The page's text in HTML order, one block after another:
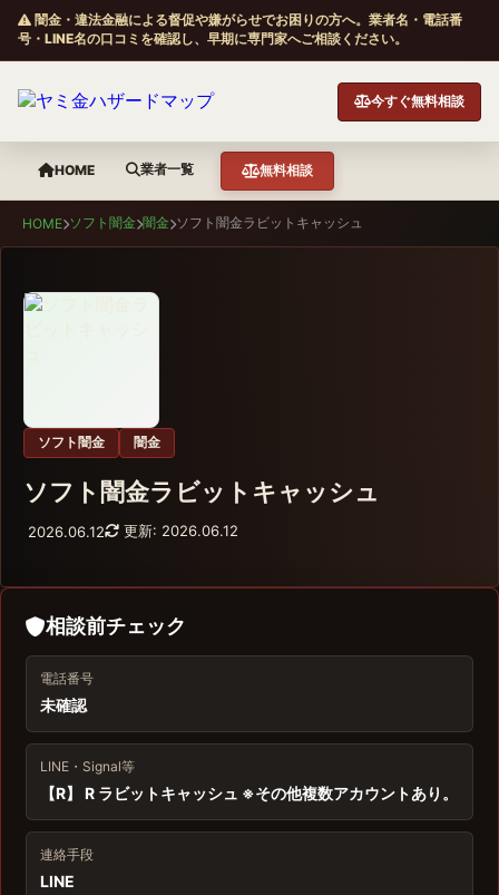
闇金・違法金融による督促や嫌がらせでお困りの方へ。業者名・電話番
号・LINE名の口コミを確認し、早期に専門家へご相談ください。
今すぐ無料相談
HOME 業者一覧 無料相談
HOME ソフト闇金 闇金 ソフト闇金ラビットキャッシュ
ソフト闇金 闇金
ソフト闇金ラビットキャッシュ
2026.06.12 更新: 2026.06.12
相談前チェック
電話番号
未確認
LINE・Signal等
【R】 R ラビットキャッシュ ※その他複数アカウントあり。
連絡手段
LINE